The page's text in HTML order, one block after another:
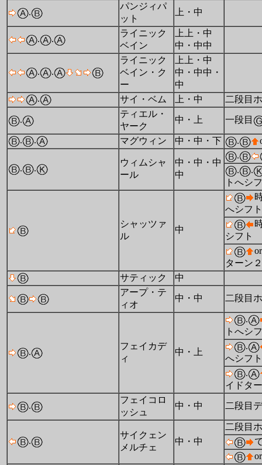
.
パンジィパ
ット
上・中
. .
ライニック
ベイン
上上・中
中・中中
. .
ライニック
ベイン・ク
ー
上上・中
中・中中・
中
.
サイ・ベム 上・中 二段目
.
ティエル・
ヤーク
中・上 一段目
. . マグウィン 中・中・下 .
. .
ウィムシャ
ール
中・中・中
中
.
.
.
トへシ
シャッツァ
ル
中
へシフト
シフト
or
ターン
サティック
中
アープ・テ
ィオ
中・中 二段目
.
フェイカデ
ィ
中・上
.
トへシ
.
へシフト
.
イドタ
.
フェイコロ
ッシュ
中・中 二段目
.
サイクェン
メルチェ
中・中
二段目
or